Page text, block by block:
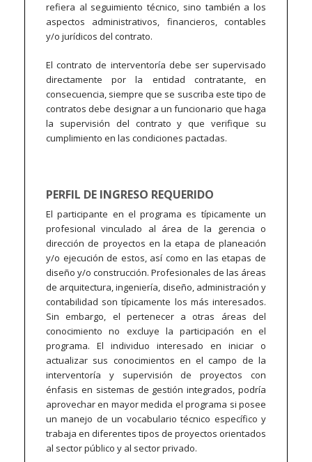
refiera al seguimiento técnico, sino también a los
aspectos administrativos, financieros, contables
y/o jurídicos del contrato.
El contrato de interventoría debe ser supervisado
directamente por la entidad contratante, en
consecuencia, siempre que se suscriba este tipo de
contratos debe designar a un funcionario que haga
la supervisión del contrato y que verifique su
cumplimiento en las condiciones pactadas.
PERFIL DE INGRESO REQUERIDO
El participante en el programa es típicamente un
profesional vinculado al área de la gerencia o
dirección de proyectos en la etapa de planeación
y/o ejecución de estos, así como en las etapas de
diseño y/o construcción. Profesionales de las áreas
de arquitectura, ingeniería, diseño, administración y
contabilidad son típicamente los más interesados.
Sin embargo, el pertenecer a otras áreas del
conocimiento no excluye la participación en el
programa. El individuo interesado en iniciar o
actualizar sus conocimientos en el campo de la
interventoría y supervisión de proyectos con
énfasis en sistemas de gestión integrados, podría
aprovechar en mayor medida el programa si posee
un manejo de un vocabulario técnico específico y
trabaja en diferentes tipos de proyectos orientados
al sector público y al sector privado.